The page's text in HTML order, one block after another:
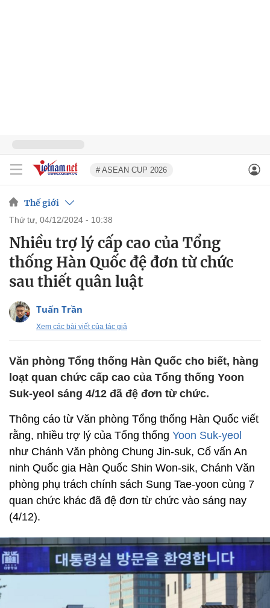
# ASEAN CUP 2026
Thế giới
thứ tư, 04/12/2024 - 10:38
Nhiều trợ lý cấp cao của Tổng
thống Hàn Quốc đệ đơn từ chức
sau thiết quân luật
Tuấn Trần
Xem các bài viết của tác giả
Văn phòng Tổng thống Hàn Quốc cho biết, hàng
loạt quan chức cấp cao của Tổng thống Yoon
Suk-yeol sáng 4/12 đã đệ đơn từ chức.
Thông cáo từ Văn phòng Tổng thống Hàn Quốc viết
rằng, nhiều trợ lý của Tổng thống Yoon Suk-yeol
như Chánh Văn phòng Chung Jin-suk, Cố vấn An
ninh Quốc gia Hàn Quốc Shin Won-sik, Chánh Văn
phòng phụ trách chính sách Sung Tae-yoon cùng 7
quan chức khác đã đệ đơn từ chức vào sáng nay
(4/12).